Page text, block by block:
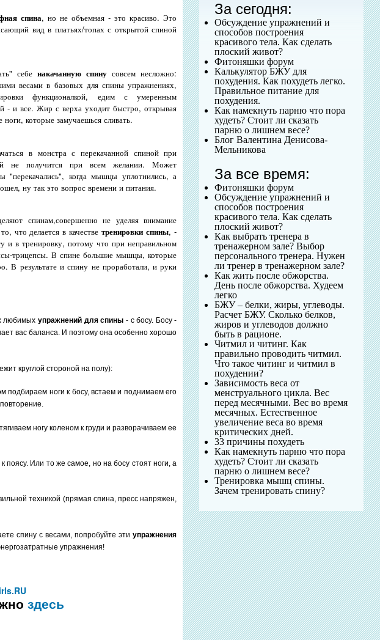
спина, но не объемная - это красиво. Это
вид в платьях/топах с открытой спиной
себенакачанную спину совсем несложно:
весами в базовых для спины упражнениях,
функционалкой, едим с умеренным
- и все. Жир с верха уходит быстро, открывая
которые замучаешься сливать.
в монстра с перекачанной спиной при
не получится при всем желании. Может
"перекачались", когда мышцы уплотнились, а
ну так это вопрос времени и питания.
спинам,совершенно не уделяя внимание
что делается в качестве тренировки спины, -
и в тренировку, потому что при неправильном
трицепсы. В спине большие мышцы, которые
В результате и спину не проработали, и руки
любимых упражнений для спины - с босу. Босу -
вас баланса. И поэтому она особенно хорошо
круглой стороной на полу):
ноги к босу, встаем и поднимаем его
ногу коленом к груди и разворачиваем ее
поясу. Или то же самое, но на босу стоят ноги, а
техникой (прямая спина, пресс напряжен,
спину с весами, попробуйте этиупражнения
упражнения!
здесь
За сегодня:
Обсуждение упражнений и
способов построения
красивого тела. Как сделать
плоский живот?
Фитоняшки форум
Калькулятор БЖУ для
похудения. Как похудеть легко.
Правильное питание для
похудения.
Как намекнуть парню что пора
худеть? Стоит ли сказать
парню о лишнем весе?
Блог Валентина Денисова-
Мельникова
За все время:
Фитоняшки форум
Обсуждение упражнений и
способов построения
красивого тела. Как сделать
плоский живот?
Как выбрать тренера в
тренажерном зале? Выбор
персонального тренера. Нужен
ли тренер в тренажерном зале?
Как жить после обжорства.
День после обжорства. Худеем
легко
БЖУ – белки, жиры, углеводы.
Расчет БЖУ. Сколько белков,
жиров и углеводов должно
быть в рационе.
Читмил и читинг. Как
правильно проводить читмил.
Что такое читинг и читмил в
похудении?
Зависимость веса от
менструального цикла. Вес
перед месячными. Вес во время
месячных. Естественное
увеличение веса во время
критических дней.
33 причины похудеть
Как намекнуть парню что пора
худеть? Стоит ли сказать
парню о лишнем весе?
Тренировка мышц спины.
Зачем тренировать спину?